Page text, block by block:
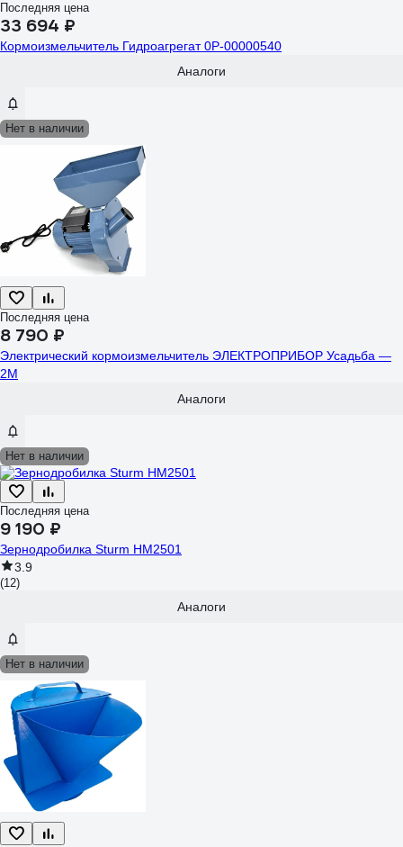
Последняя цена
33 694 ₽
Кормоизмельчитель Гидроагрегат 0Р-00000540
Аналоги
Нет в наличии
Последняя цена
8 790 ₽
Электрический кормоизмельчитель ЭЛЕКТРОПРИБОР Усадьба —
2М
Аналоги
Нет в наличии
Последняя цена
9 190 ₽
Зернодробилка Sturm HM2501
3.9
(12)
Аналоги
Нет в наличии